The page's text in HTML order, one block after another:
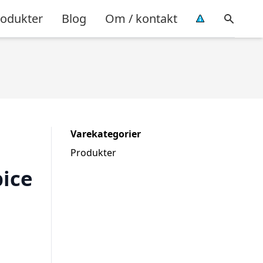
Blog Om / kontakt
Varekategorier
Produkter